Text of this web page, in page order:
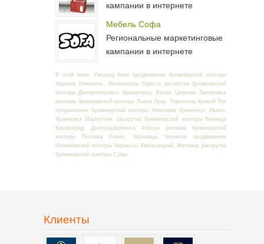
кампании в интернете
Мебель Софа
Региональные маркетинговые
кампании в интернете
В этой теме: Ужгород Киев продвижение букмекерской конторы
Харьков Никополь, Мелитополь Одесса раскрутка букмекерской
конторы Днепропетровск Краматорск, Белая Церковь Запорожье
реклама букмекерской конторы Львов Луцк, Тернополь Кривой Рог
продвижение букмекерской конторы Николаев Кременчуг, Ивано-
Франковск Мариуполь раскрутка букмекерской конторы Винница
Кировоград, Днепродзержинск Херсон реклама букмекерской
конторы Полтава Ровно, Черновцы Чернигов продвижение
букмекерской конторы Черкассы Хмельницкий, Житомир раскрутка
букмекерской конторы Сумы
Клиенты